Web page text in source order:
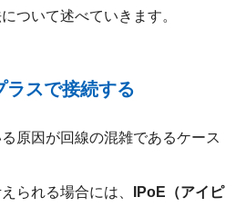
ついて述べていきます。
ラスで接続する
原因が回線の混雑であるケース
られる場合には、
IPoE（アイピ